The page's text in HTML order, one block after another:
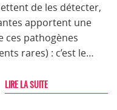
de les détecter,
apportent une
ces pathogènes
rares) : c’est le…
LIRE LA SUITE